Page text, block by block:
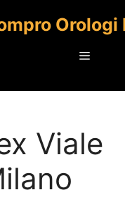
Orologi
Menu
Viale